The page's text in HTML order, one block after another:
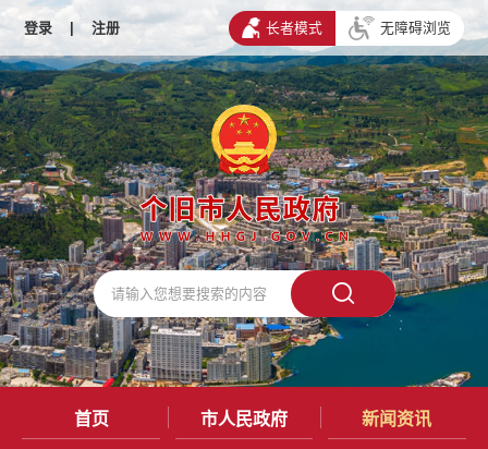
登录 | 注册 长者模式 无障碍浏览
首页 市人民政府 新闻资讯